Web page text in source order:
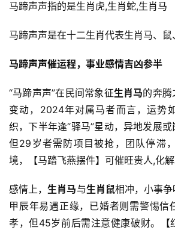
马蹄声声指的是生肖虎,生肖蛇,生肖马
马蹄声声是在十二生肖代表生肖马、
马蹄声声催运程，事业感情吉凶参半
“马蹄声声”在民间常象征生肖马的奔腾
变动，2024年对属马者而言，运势
织，下半年逢“驿马”星动，异地发展或
但29岁者需防项目被抢，团队停滞
境，【马踏飞燕摆件】可催旺贵人,化解
感情上，生肖马与生肖鼠相冲，小事
甲辰年易遇正缘，已婚者则需警惕信
孝，但45岁前后需注意健康破财。【